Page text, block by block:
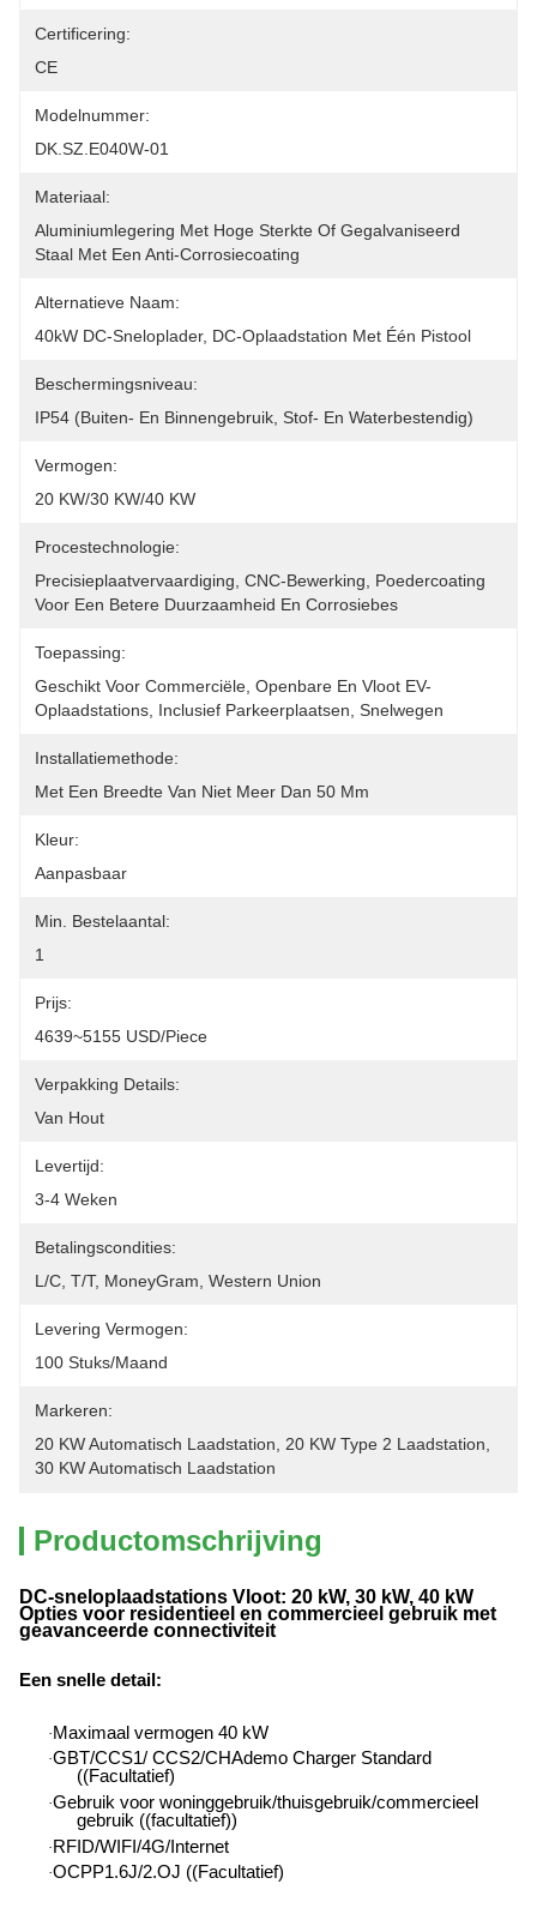
Certificering:
CE
Modelnummer:
DK.SZ.E040W-01
Materiaal:
Aluminiumlegering Met Hoge Sterkte Of Gegalvaniseerd
Staal Met Een Anti-Corrosiecoating
Alternatieve Naam:
40kW DC-Sneloplader, DC-Oplaadstation Met Één Pistool
Beschermingsniveau:
IP54 (buiten- En Binnengebruik, Stof- En Waterbestendig)
Vermogen:
20 KW/30 KW/40 KW
Procestechnologie:
Precisieplaatvervaardiging, CNC-Bewerking, Poedercoating
Voor Een Betere Duurzaamheid En Corrosiebes
Toepassing:
Geschikt Voor Commerciële, Openbare En Vloot EV-
Oplaadstations, Inclusief Parkeerplaatsen, Snelwegen
Installatiemethode:
Met Een Breedte Van Niet Meer Dan 50 Mm
Kleur:
Aanpasbaar
Min. Bestelaantal:
1
Prijs:
4639~5155 USD/Piece
Verpakking Details:
Van Hout
Levertijd:
3-4 Weken
Betalingscondities:
L/C, T/T, MoneyGram, Western Union
Levering Vermogen:
100 Stuks/maand
Markeren:
20 KW Automatisch Laadstation
20 KW Type 2 Laadstation
30 KW Automatisch Laadstation
Productomschrijving
DC-sneloplaadstations Vloot: 20 kW, 30 kW, 40 kW
Opties voor residentieel en commercieel gebruik met
geavanceerde connectiviteit
Een snelle detail :
· Maximaal vermogen 40 kW
·GBT/CCS1/ CCS2/CHAdemo Charger Standard
((Facultatief)
·Gebruik voor woninggebruik/thuisgebruik/commercieel
gebruik ((facultatief))
·RFID/WIFI/4G/Internet
·OCPP1.6J/2.OJ ((Facultatief)